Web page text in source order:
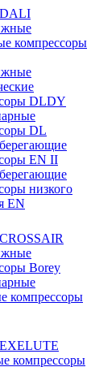
компрессоры
DLDY
DL
EN II
низкого
EN
Borey
компрессоры
компрессоры